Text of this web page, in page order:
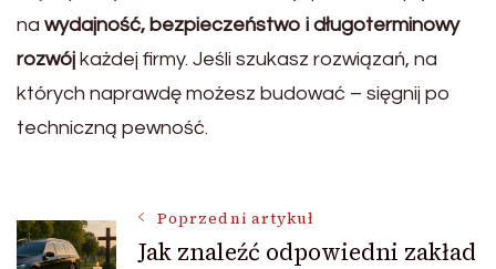
na wydajność, bezpieczeństwo i długoterminowy
rozwój każdej firmy. Jeśli szukasz rozwiązań, na
których naprawdę możesz budować – sięgnij po
techniczną pewność.
NawigacjaPoprzedni artykuł
Jak znaleźć odpowiedni zakład